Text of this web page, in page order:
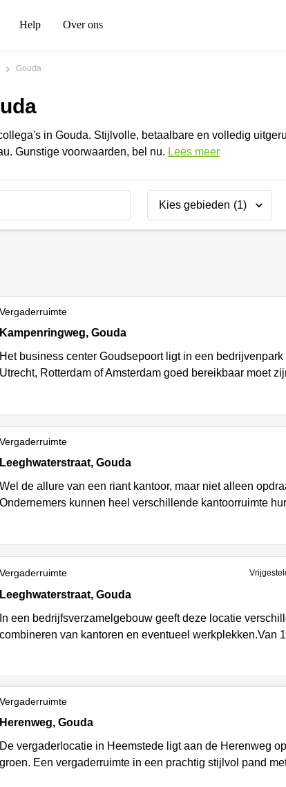
Help Over ons
Gouda
in Gouda. Stijlvolle, betaalbare en volledig
Gunstige voorwaarden, bel nu. Lees meer
Kies gebieden (1)
Vergaderruimte
Kampenringweg 45D, Gouda
Kampenringweg, Gouda
Het business center Goudsepoort ligt in een
Utrecht, Rotterdam of Amsterdam goed bereikbaar moet
Vergaderruimte
Leeghwaterstraat 25, Gouda
Leeghwaterstraat, Gouda
Wel de allure van een riant kantoor, maar niet alleen
Ondernemers kunnen heel verschillende kantoorruimte
Vergaderruimte
Leeghwaterstraat 23, Gouda
Leeghwaterstraat, Gouda
In een bedrijfsverzamelgebouw geeft deze locatie
combineren van kantoren en eventueel werkplekken.Van
Vergaderruimte
Herenweg 115, Gouda
Herenweg, Gouda
De vergaderlocatie in Heemstede ligt aan de Herenweg
groen. Een vergaderruimte in een prachtig stijlvol pand